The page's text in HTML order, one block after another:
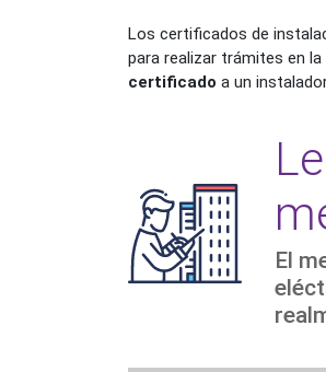
Los certificados de
para realizar trámites en la
certificado a un
El